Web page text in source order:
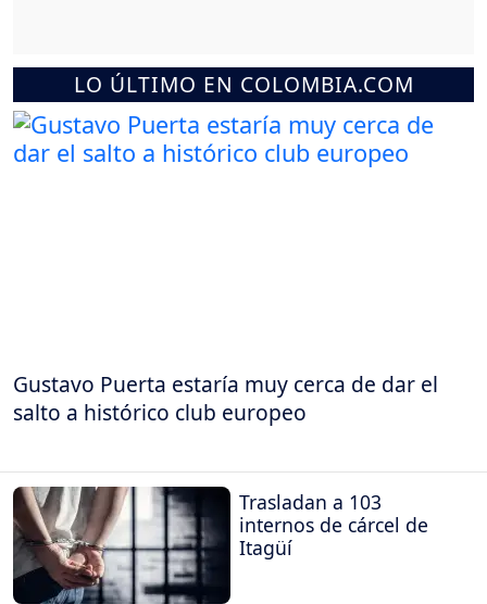
LO ÚLTIMO EN COLOMBIA.COM
Gustavo Puerta estaría muy cerca de dar el
salto a histórico club europeo
Trasladan a 103
internos de cárcel de
Itagüí